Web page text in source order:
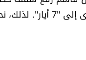
إعلام "الممانعة"، بعدم